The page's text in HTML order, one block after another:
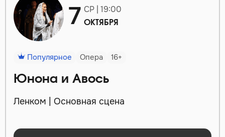
7 СР | 19:00
ОКТЯБРЯ
Популярное Опера 16+
Юнона и Авось
Ленком | Основная сцена